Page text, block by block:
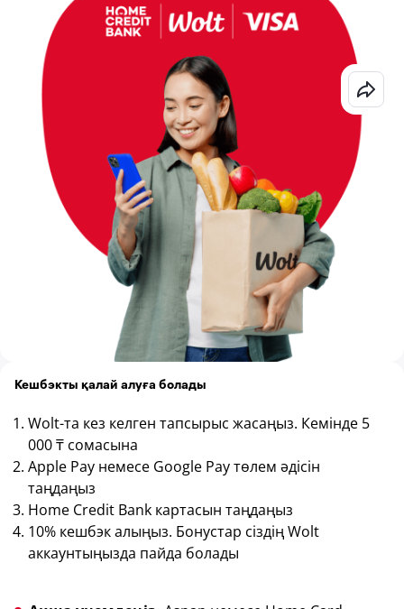
Кешбэкты қалай алуға болады
Wolt-та кез келген тапсырыс жасаңыз. Кемінде 5
000 ₸ сомасына
Apple Pay немесе Google Pay төлем әдісін
таңдаңыз
Home Credit Bank картасын таңдаңыз
10% кешбэк алыңыз. Бонустар сіздің Wolt
аккаунтыңызда пайда болады